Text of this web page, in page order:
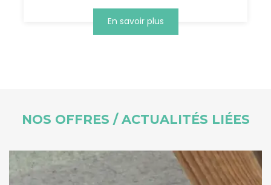
En savoir plus
NOS OFFRES / ACTUALITÉS LIÉES